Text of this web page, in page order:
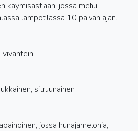
käymisastiaan, jossa mehu
lämpötilassa 10 päivän ajan.
vivahtein
sitruunainen
jossa hunajamelonia,